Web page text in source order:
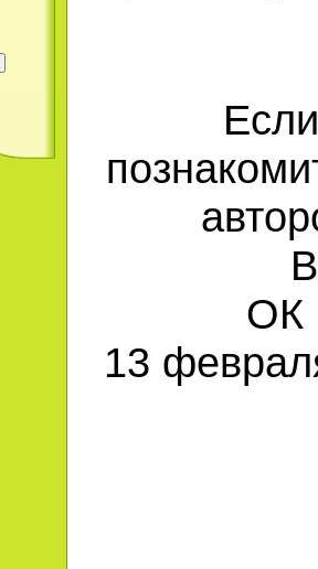
ОК
13